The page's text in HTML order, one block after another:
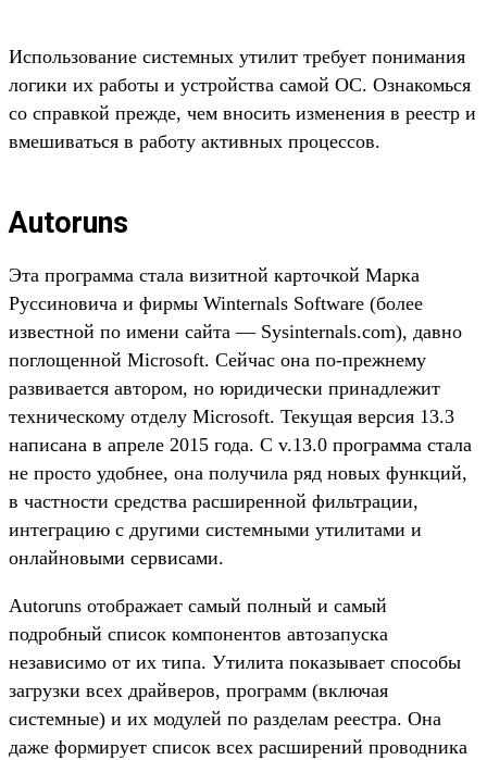
Использование системных утилит требует понимания
логики их работы и устройства самой ОС. Ознакомься
со справкой прежде, чем вносить изменения в реестр и
вмешиваться в работу активных процессов.
Autoruns
Эта программа стала визитной карточкой Марка
Руссиновича и фирмы Winternals Software (более
известной по имени сайта — Sysinternals.com), давно
поглощенной Microsoft. Сейчас она по-прежнему
развивается автором, но юридически принадлежит
техническому отделу Microsoft. Текущая версия 13.3
написана в апреле 2015 года. С v.13.0 программа стала
не просто удобнее, она получила ряд новых функций,
в частности средства расширенной фильтрации,
интеграцию с другими системными утилитами и
онлайновыми сервисами.
Autoruns отображает самый полный и самый
подробный список компонентов автозапуска
независимо от их типа. Утилита показывает способы
загрузки всех драйверов, программ (включая
системные) и их модулей по разделам реестра. Она
даже формирует список всех расширений проводника